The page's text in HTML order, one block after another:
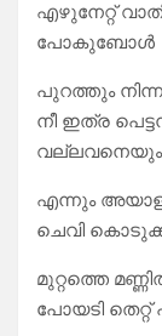
എഴുനേറ്റ്
പോകുബോൾ
പുറത്തും
നീ ഇത്ര
വല്ലവനെയും
എന്നും
ചെവി
മുറ്റത്തെ
പോയടി തെറ്റ്